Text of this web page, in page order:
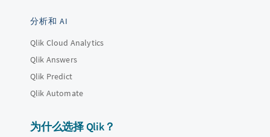
分析和 AI
Qlik Cloud Analytics
Qlik Answers
Qlik Predict
Qlik Automate
为什么选择 Qlik？